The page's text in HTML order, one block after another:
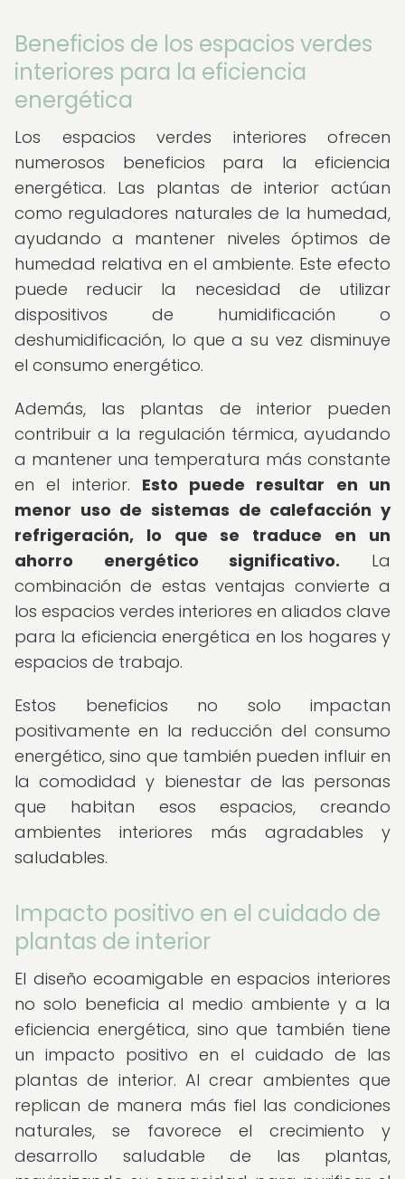
Beneficios de los espacios verdes
interiores para la eficiencia
energética
Los espacios verdes interiores ofrecen
numerosos beneficios para la eficiencia
energética. Las plantas de interior actúan
como reguladores naturales de la humedad,
ayudando a mantener niveles óptimos de
humedad relativa en el ambiente. Este efecto
puede reducir la necesidad de utilizar
dispositivos de humidificación o
deshumidificación, lo que a su vez disminuye
el consumo energético.
Además, las plantas de interior pueden
contribuir a la regulación térmica, ayudando
a mantener una temperatura más constante
en el interior. Esto puede resultar en un
menor uso de sistemas de calefacción y
refrigeración, lo que se traduce en un
ahorro energético significativo. La
combinación de estas ventajas convierte a
los espacios verdes interiores en aliados clave
para la eficiencia energética en los hogares y
espacios de trabajo.
Estos beneficios no solo impactan
positivamente en la reducción del consumo
energético, sino que también pueden influir en
la comodidad y bienestar de las personas
que habitan esos espacios, creando
ambientes interiores más agradables y
saludables.
Impacto positivo en el cuidado de
plantas de interior
El diseño ecoamigable en espacios interiores
no solo beneficia al medio ambiente y a la
eficiencia energética, sino que también tiene
un impacto positivo en el cuidado de las
plantas de interior. Al crear ambientes que
replican de manera más fiel las condiciones
naturales, se favorece el crecimiento y
desarrollo saludable de las plantas,